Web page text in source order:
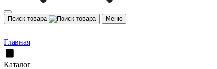
Поиск товара Меню
Главная
Каталог